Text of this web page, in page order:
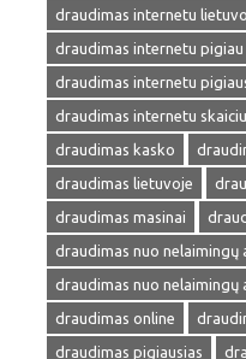
draudimas internetu
draudimas internetu pigiau
draudimas internetu
draudimas internetu
draudimas kasko
draudimas lietuvoje
draudimas masinai
draudimas nuo nelaimingų
draudimas nuo nelaimingų
draudimas online
draudimas pigiausias